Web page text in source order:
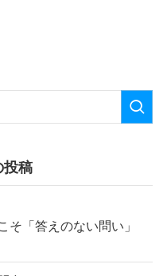
投稿
そ「答えのない問い」